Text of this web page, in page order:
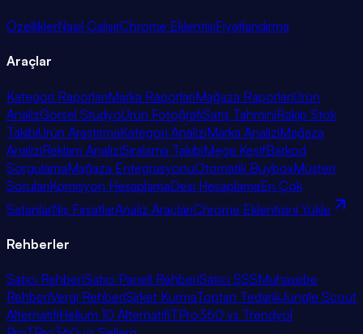
ÖzelliklerNasıl ÇalışırChrome EklentisiFiyatlandırma
Araçlar
Kategori RaporlarıMarka RaporlarıMağaza RaporlarıÜrün
AnalizGörsel StüdyoÜrün FotoğrafıSatış TahminiRakip Stok
TakibiÜrün AraştırmaKategori AnaliziMarka AnaliziMağaza
AnaliziReklam AnaliziSıralama TakibiMega KeşifBarkod
SorgulamaMağaza EntegrasyonuOtomatik BuyboxMüşteri
SorularıKomisyon HesaplamaDesi HesaplamaEn Çok
SatanlarNiş FırsatlarAnaliz AraçlarıChrome Eklentisini Yükle
Rehberler
Satıcı RehberiSatıcı Paneli RehberiSatıcı SSSMuhasebe
RehberiVergi RehberiŞirket KurmaToptan TedarikJungle Scout
AlternatifiHelium 10 AlternatifiTPro360 vs Trendyol